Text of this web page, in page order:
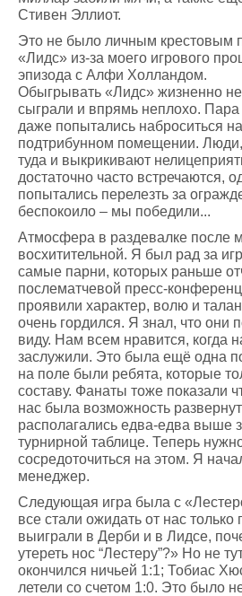
Стивен Эллиот.
Это не было личным крестовым
«Лидс» из-за моего игрового
эпизода с Алфи Холландом.
Обыгрывать «Лидс» жизненно
сыграли и впрямь неплохо.
даже попытались наброситься
подтрибунном помещении.
туда и выкрикивают
достаточно часто встречаются,
попытались перелезть за
беспокоило – мы победили...
Атмосфера в раздевалке после
восхитительной. Я был рад за
самые парни, которых раньше
послематчевой пресс-
проявили характер, волю и
очень гордился. Я знал, что они
виду. Нам всем нравится, когда
заслужили. Это была ещё одна
на поле были ребята, которые
составу. Фанаты тоже показали
нас была возможность
располагались едва-едва выше
турнирной таблице. Теперь
сосредоточиться на этом. Я
менеджер.
Следующая игра была с
все стали ожидать от нас
выиграли в Дерби и в Лидсе,
утереть нос “Лестеру”?» Но не
окончился ничьей 1:1; Тобиас
летели со счетом 1:0. Это было